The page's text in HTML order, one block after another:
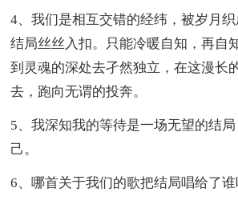
4、我们是相互交错的经纬，被岁月
结局丝丝入扣。只能冷暖自知，再自
到灵魂的深处去孑然独立，在这漫长
去，跑向无谓的投奔。
5、我深知我的等待是一场无望的结
己。
6、哪首关于我们的歌把结局唱给了谁